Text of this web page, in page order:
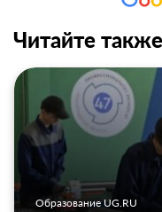
Читайте также
Образование UG.RU